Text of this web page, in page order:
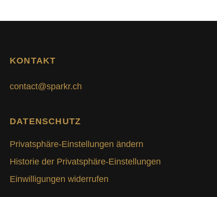
KONTAKT
contact@sparkr.ch
DATENSCHUTZ
Privatsphäre-Einstellungen ändern
Historie der Privatsphäre-Einstellungen
Einwilligungen widerrufen